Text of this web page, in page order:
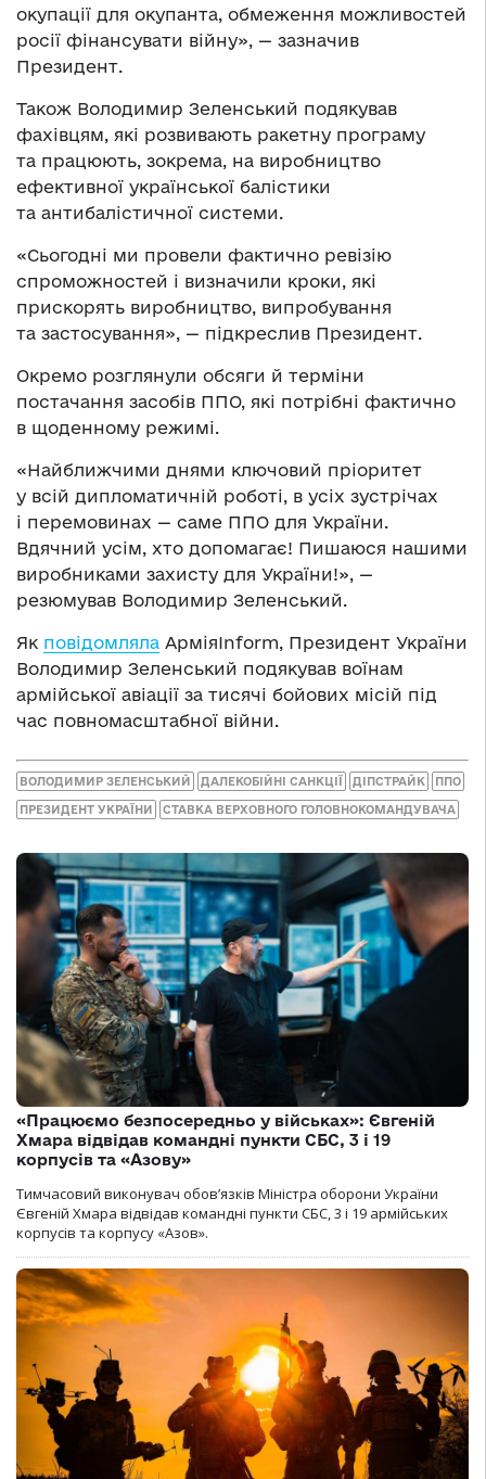
окупації для окупанта, обмеження можливостей
росії фінансувати війну», — зазначив
Президент.
Також Володимир Зеленський подякував
фахівцям, які розвивають ракетну програму
та працюють, зокрема, на виробництво
ефективної української балістики
та антибалістичної системи.
«Сьогодні ми провели фактично ревізію
спроможностей і визначили кроки, які
прискорять виробництво, випробування
та застосування», — підкреслив Президент.
Окремо розглянули обсяги й терміни
постачання засобів ППО, які потрібні фактично
в щоденному режимі.
«Найближчими днями ключовий пріоритет
у всій дипломатичній роботі, в усіх зустрічах
і перемовинах — саме ППО для України.
Вдячний усім, хто допомагає! Пишаюся нашими
виробниками захисту для України!», —
резюмував Володимир Зеленський.
Як повідомляла АрміяInform, Президент України
Володимир Зеленський подякував воїнам
армійської авіації за тисячі бойових місій під
час повномасштабної війни.
ВОЛОДИМИР ЗЕЛЕНСЬКИЙ ДАЛЕКОБІЙНІ САНКЦІЇ ДІПСТРАЙК ППО
ПРЕЗИДЕНТ УКРАЇНИ СТАВКА ВЕРХОВНОГО ГОЛОВНОКОМАНДУВАЧА
«Працюємо безпосередньо у військах»: Євгеній
Хмара відвідав командні пункти СБС, 3 і 19
корпусів та «Азову»
Тимчасовий виконувач обов’язків Міністра оборони України
Євгеній Хмара відвідав командні пункти СБС, 3 і 19 армійських
корпусів та корпусу «Азов».